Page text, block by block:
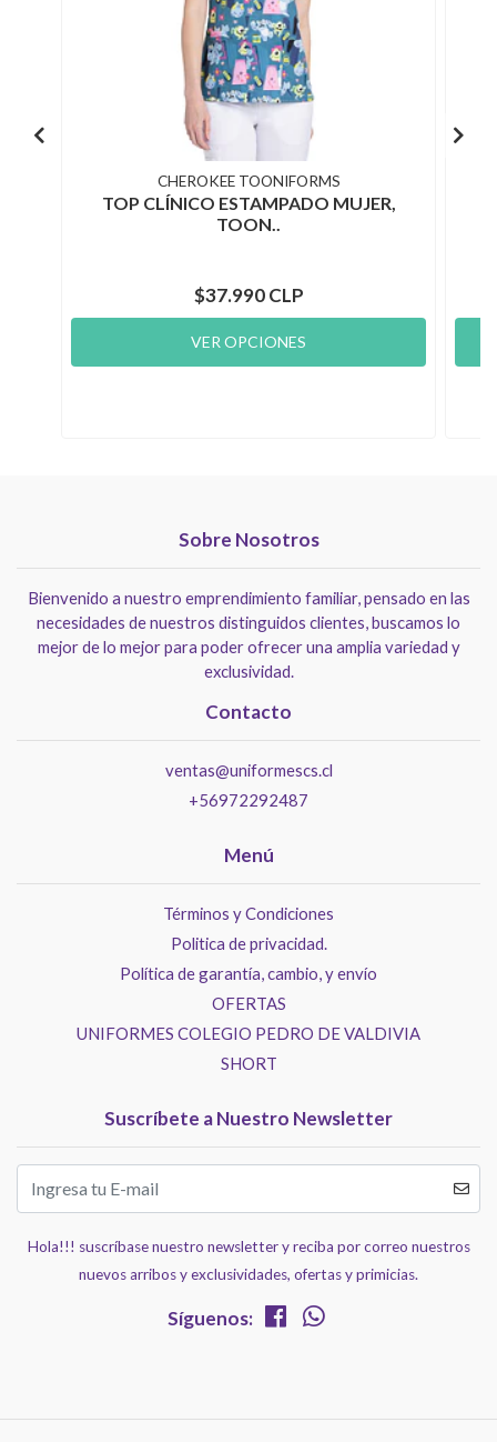
CHEROKEE TOONIFORMS
TOP CLÍNICO ESTAMPADO MUJER,
TOON..
$37.990 CLP
VER OPCIONES
Sobre Nosotros
Bienvenido a nuestro emprendimiento familiar, pensado en las
necesidades de nuestros distinguidos clientes, buscamos lo
mejor de lo mejor para poder ofrecer una amplia variedad y
exclusividad.
Contacto
ventas@uniformescs.cl
+56972292487
Menú
Términos y Condiciones
Politica de privacidad.
Política de garantía, cambio, y envío
OFERTAS
UNIFORMES COLEGIO PEDRO DE VALDIVIA
SHORT
Suscríbete a Nuestro Newsletter
Hola!!! suscríbase nuestro newsletter y reciba por correo nuestros
nuevos arribos y exclusividades, ofertas y primicias.
Síguenos: